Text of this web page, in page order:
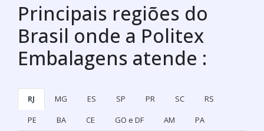
Principais regiões do
Brasil onde a Politex
Embalagens atende :
RJ MG ES SP PR SC
RS
PE
BA CE GO e DF AM PA